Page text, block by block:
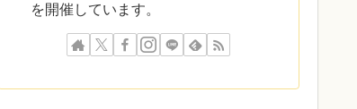
を開催しています。